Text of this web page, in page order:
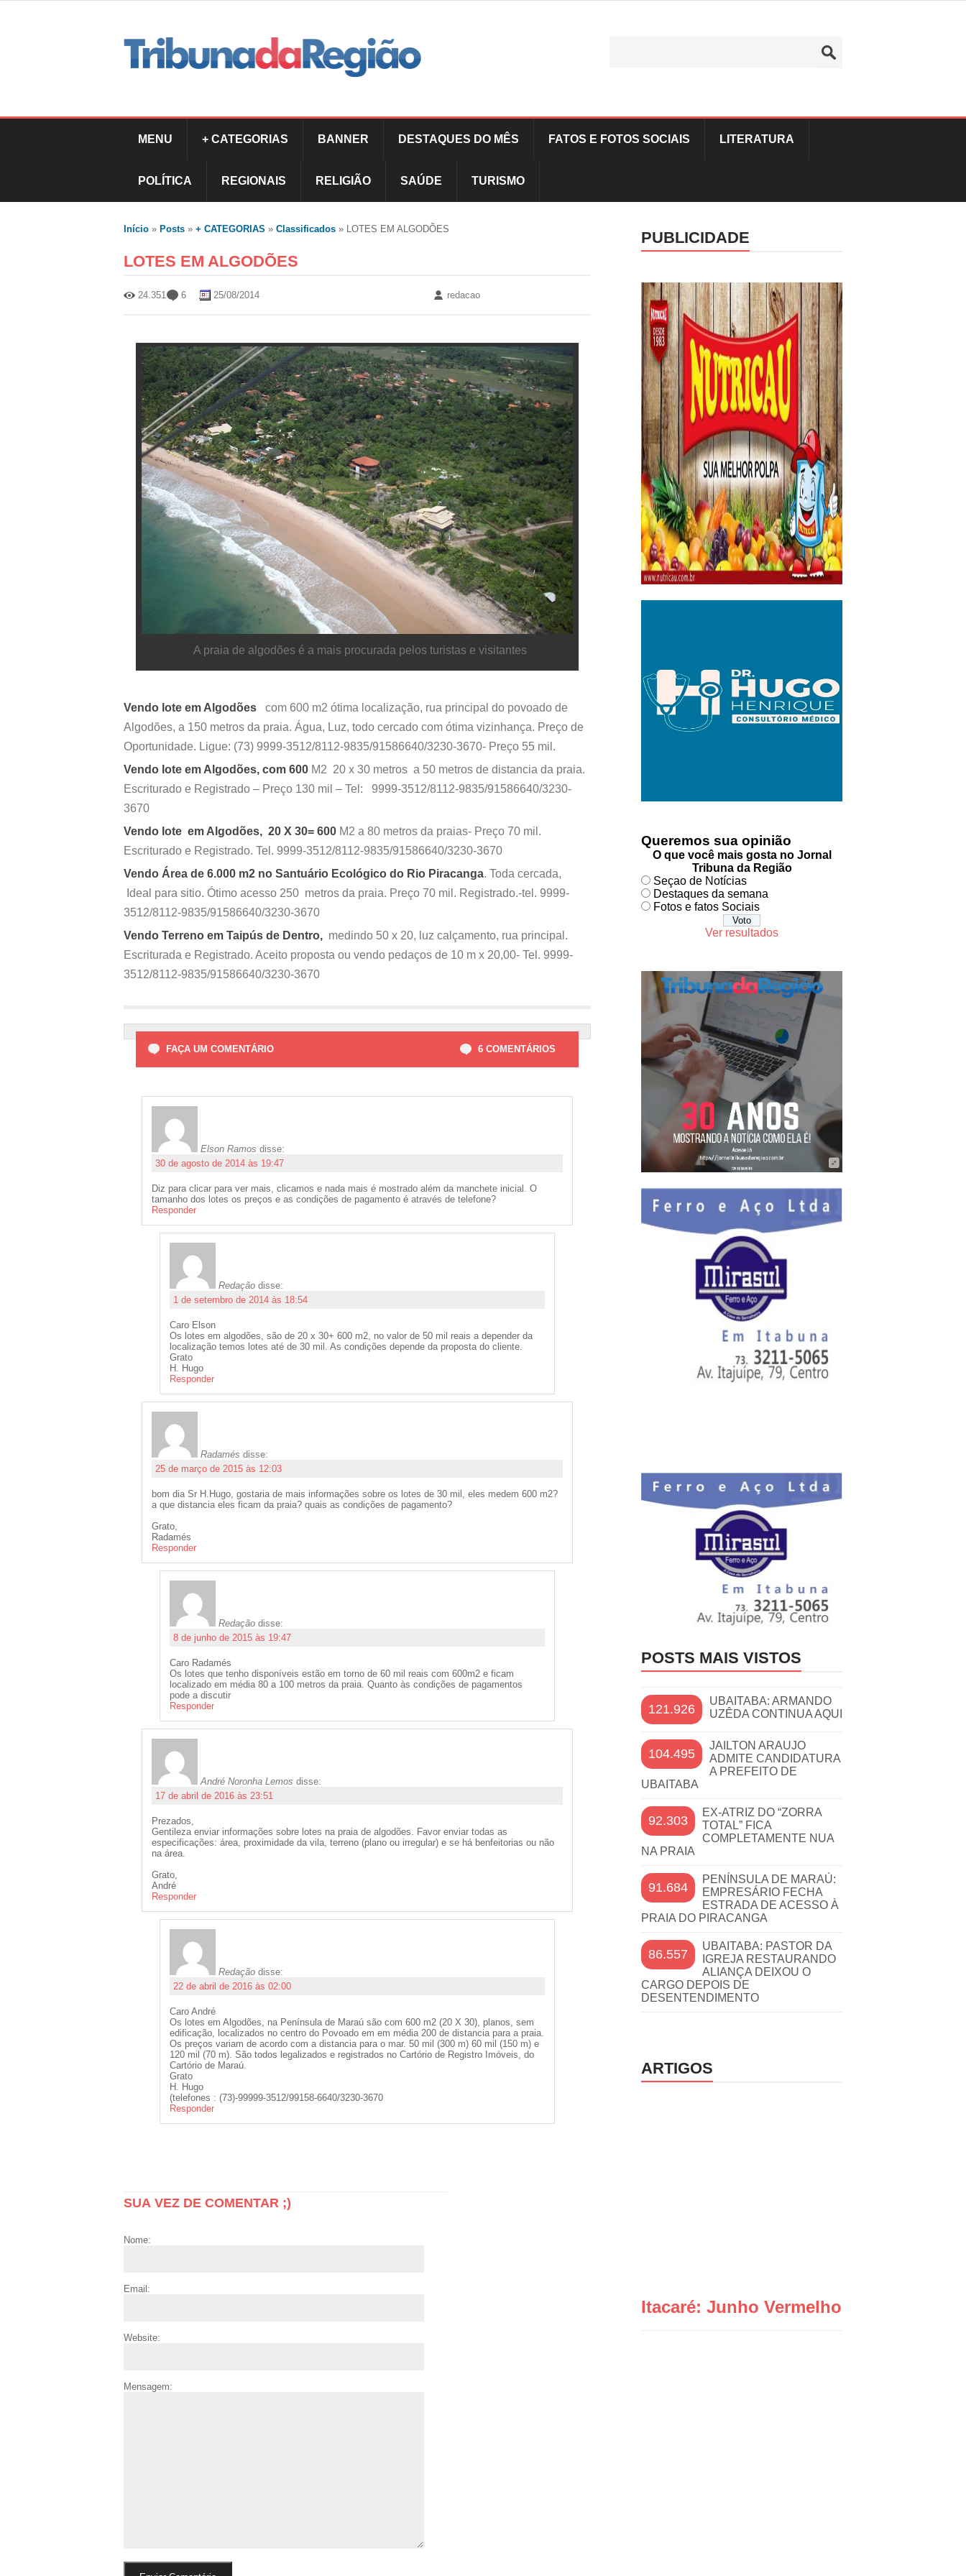
MENU + CATEGORIAS BANNER DESTAQUES DO MÊS FATOS E FOTOS SOCIAIS LITERATURA
POLÍTICA REGIONAIS RELIGIÃO SAÚDE TURISMO
Início » Posts » + CATEGORIAS » Classificados » LOTES EM ALGODÕES
LOTES EM ALGODÕES
24.351 6 25/08/2014 redacao
A praia de algodões é a mais procurada pelos turistas e visitantes
Vendo lote em Algodões com 600 m2 ótima localização, rua principal do povoado de
Algodões, a 150 metros da praia. Água, Luz, todo cercado com ótima vizinhança. Preço de
Oportunidade. Ligue: (73) 9999-3512/8112-9835/91586640/3230-3670- Preço 55 mil.
Vendo lote em Algodões, com 600 M2 20 x 30 metros a 50 metros de distancia da praia.
Escriturado e Registrado – Preço 130 mil – Tel: 9999-3512/8112-9835/91586640/3230-
3670
Vendo lote em Algodões, 20 X 30= 600 M2 a 80 metros da praias- Preço 70 mil.
Escriturado e Registrado. Tel. 9999-3512/8112-9835/91586640/3230-3670
Vendo Área de 6.000 m2 no Santuário Ecológico do Rio Piracanga. Toda cercada,
Ideal para sitio. Ótimo acesso 250 metros da praia. Preço 70 mil. Registrado.-tel. 9999-
3512/8112-9835/91586640/3230-3670
Vendo Terreno em Taipús de Dentro, medindo 50 x 20, luz calçamento, rua principal.
Escriturada e Registrado. Aceito proposta ou vendo pedaços de 10 m x 20,00- Tel. 9999-
3512/8112-9835/91586640/3230-3670
FAÇA UM COMENTÁRIO 6 COMENTÁRIOS
Elson Ramos disse:
30 de agosto de 2014 às 19:47
Diz para clicar para ver mais, clicamos e nada mais é mostrado além da manchete inicial. O
tamanho dos lotes os preços e as condições de pagamento é através de telefone?
Responder
Redação disse:
1 de setembro de 2014 às 18:54
Caro Elson
Os lotes em algodões, são de 20 x 30+ 600 m2, no valor de 50 mil reais a depender da
localização temos lotes até de 30 mil. As condições depende da proposta do cliente.
Grato
H. Hugo
Responder
Radamés disse:
25 de março de 2015 às 12:03
bom dia Sr H.Hugo, gostaria de mais informações sobre os lotes de 30 mil, eles medem 600 m2?
a que distancia eles ficam da praia? quais as condições de pagamento?
Grato,
Radamés
Responder
Redação disse:
8 de junho de 2015 às 19:47
Caro Radamés
Os lotes que tenho disponíveis estão em torno de 60 mil reais com 600m2 e ficam
localizado em média 80 a 100 metros da praia. Quanto às condições de pagamentos
pode a discutir
Responder
André Noronha Lemos disse:
17 de abril de 2016 às 23:51
Prezados,
Gentileza enviar informações sobre lotes na praia de algodões. Favor enviar todas as
especificações: área, proximidade da vila, terreno (plano ou irregular) e se há benfeitorias ou não
na área.
Grato,
André
Responder
Redação disse:
22 de abril de 2016 às 02:00
Caro André
Os lotes em Algodões, na Península de Maraú são com 600 m2 (20 X 30), planos, sem
edificação, localizados no centro do Povoado em em média 200 de distancia para a praia.
Os preços variam de acordo com a distancia para o mar. 50 mil (300 m) 60 mil (150 m) e
120 mil (70 m). São todos legalizados e registrados no Cartório de Registro Imóveis, do
Cartório de Maraú.
Grato
H. Hugo
(telefones : (73)-99999-3512/99158-6640/3230-3670
Responder
SUA VEZ DE COMENTAR ;)
Nome:
Email:
Website:
Mensagem:
PUBLICIDADE
Queremos sua opinião
O que você mais gosta no Jornal
Tribuna da Região
Seçao de Notícias
Destaques da semana
Fotos e fatos Sociais
Ver resultados
POSTS MAIS VISTOS
121.926
UBAITABA: ARMANDO
UZÊDA CONTINUA AQUI
104.495
JAILTON ARAUJO
ADMITE CANDIDATURA
A PREFEITO DE
UBAITABA
92.303
EX-ATRIZ DO “ZORRA
TOTAL” FICA
COMPLETAMENTE NUA
NA PRAIA
91.684
PENÍNSULA DE MARAÚ:
EMPRESÁRIO FECHA
ESTRADA DE ACESSO À
PRAIA DO PIRACANGA
86.557
UBAITABA: PASTOR DA
IGREJA RESTAURANDO
ALIANÇA DEIXOU O
CARGO DEPOIS DE
DESENTENDIMENTO
ARTIGOS
Itacaré: Junho Vermelho